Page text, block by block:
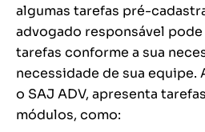
algumas tarefas pré-
advogado responsável
tarefas conforme a sua
necessidade de sua equipe.
o SAJ ADV, apresenta
módulos, como: